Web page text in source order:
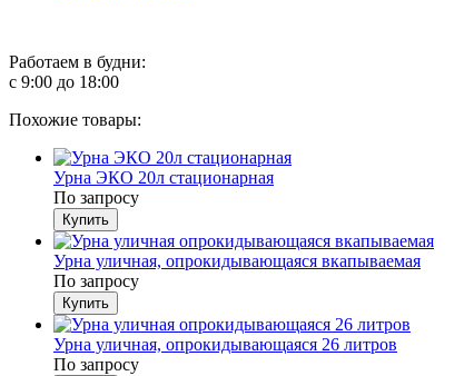
Работаем в будни:
с 9:00 до 18:00
Похожие товары:
Урна ЭКО 20л стационарная
По запросу
Урна уличная, опрокидывающаяся вкапываемая
По запросу
Урна уличная, опрокидывающаяся 26 литров
По запросу